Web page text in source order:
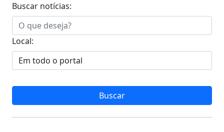
Buscar notícias:
Local: